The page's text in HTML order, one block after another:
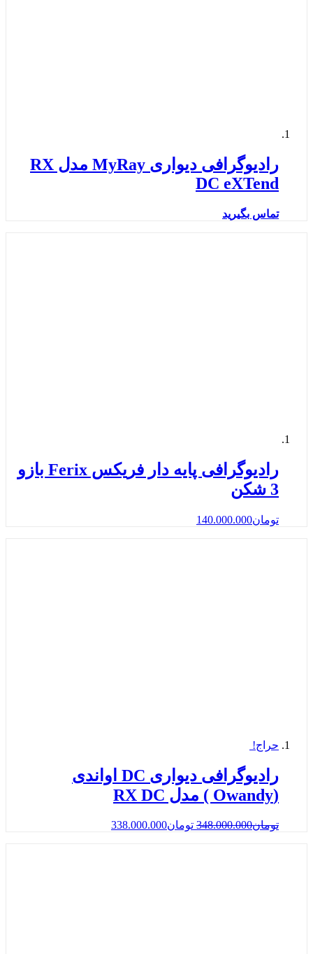
رادیوگرافی دیواری MyRay مدل RX
DC eXTend
تماس بگیرید
رادیوگرافی پایه دار فریکس Ferix بازو
3 شکن
تومان140.000.000
حراج!
رادیوگرافی دیواری DC اواندی
(Owandy ) مدل RX DC
تومان348.000.000 تومان338.000.000